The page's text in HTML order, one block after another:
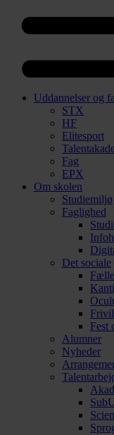
Uddannelser og
STX
HF
Elitesport
Fag
EPX
Om skolen
Studiemiljø
Faglighed
Det sociale
Fest
Alumner
Nyheder